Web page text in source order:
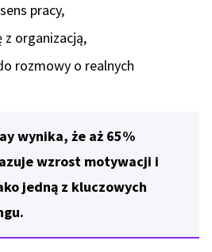
pracy,
z organizacją,
rozmowy o realnych
wynika, że aż 65%
wzrost motywacji i
jedną z kluczowych